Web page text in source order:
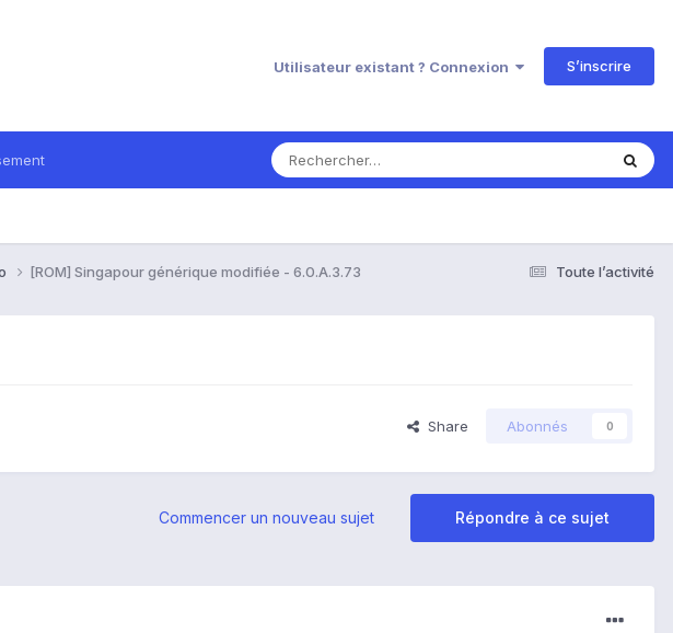
Utilisateur existant ? Connexion S’inscrire
Toute l’activité
[ROM] Singapour générique modifiée - 6.0.A.3.73
Share Abonnés 0
Répondre à ce sujet
Commencer un nouveau sujet